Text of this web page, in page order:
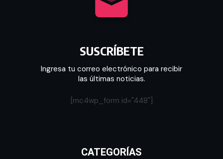
SUSCRÍBETE
Ingresa tu correo electrónico para recibir
las últimas noticias.
[mc4wp_form id="448"]
CATEGORÍAS